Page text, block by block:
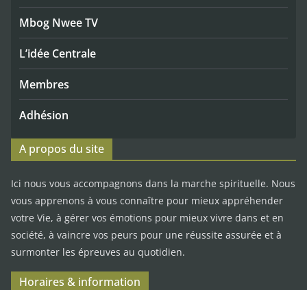
Mbog Nwee TV
L’idée Centrale
Membres
Adhésion
A propos du site
Ici nous vous accompagnons dans la marche spirituelle. Nous
vous apprenons à vous connaître pour mieux appréhender
votre Vie, à gérer vos émotions pour mieux vivre dans et en
société, à vaincre vos peurs pour une réussite assurée et à
surmonter les épreuves au quotidien.
Horaires & information